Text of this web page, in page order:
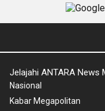
Jelajahi ANTARA News
Nasional
Kabar Megapolitan